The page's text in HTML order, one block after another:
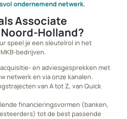
ondernemend netwerk.
Associate
Holland?
speel je een sleutelrol in het
bedrijven.
en adviesgesprekken met
netwerk en via onze kanalen.
van A tot Z, van Quick
financieringsvormen (banken,
tot de best passende